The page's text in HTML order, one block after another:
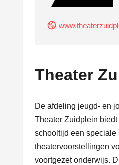
Theater
De afdeling jeugd- en
Theater Zuidplein biedt
schooltijd een speciale
theatervoorstellingen
voortgezet onderwijs.